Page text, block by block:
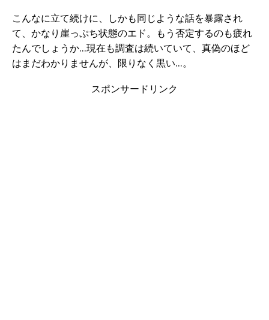
こんなに立て続けに、しかも同じような話を暴露され
て、かなり崖っぷち状態のエド。もう否定するのも疲れ
たんでしょうか…現在も調査は続いていて、真偽のほど
はまだわかりませんが、限りなく黒い…。
スポンサードリンク